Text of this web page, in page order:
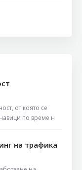
от която се
по време н
на трафика